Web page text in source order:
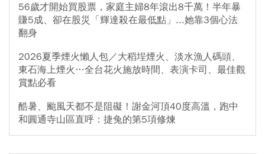
56歲才開始買股票，家庭主婦8年滾出8千萬！半年暴
賺5成、卻在股災「輝達殺在最低點」...她靠3個心法
翻身
2026夏季煙火懶人包／大稻埕煙火、淡水漁人碼頭、
東石海上煙火…全台花火施放時間、表演卡司、最佳觀
賞點必看
酷暑、颱風天都不是阻礙！謝金河頂40度高溫，跑中
和圓通寺山區直呼：捷兔的第5項修煉